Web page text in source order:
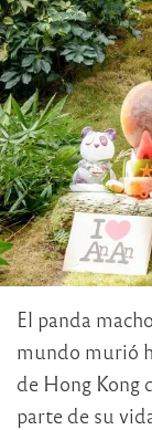
El panda
mundo murió
de Hong Kong
parte de su